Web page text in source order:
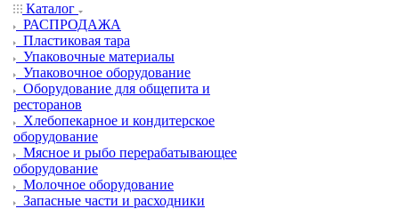
Каталог
РАСПРОДАЖА
Пластиковая тара
Упаковочные материалы
Упаковочное оборудование
Оборудование для общепита и
ресторанов
Хлебопекарное и кондитерское
оборудование
Мясное и рыбо перерабатывающее
оборудование
Молочное оборудование
Запасные части и расходники